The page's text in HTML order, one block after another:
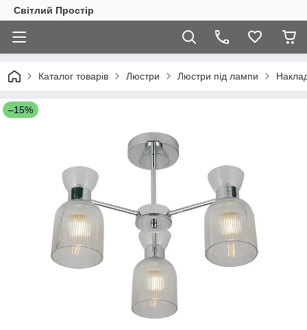
Світлий Простір
Каталог товарів Люстри Люстри під лампи
–15%